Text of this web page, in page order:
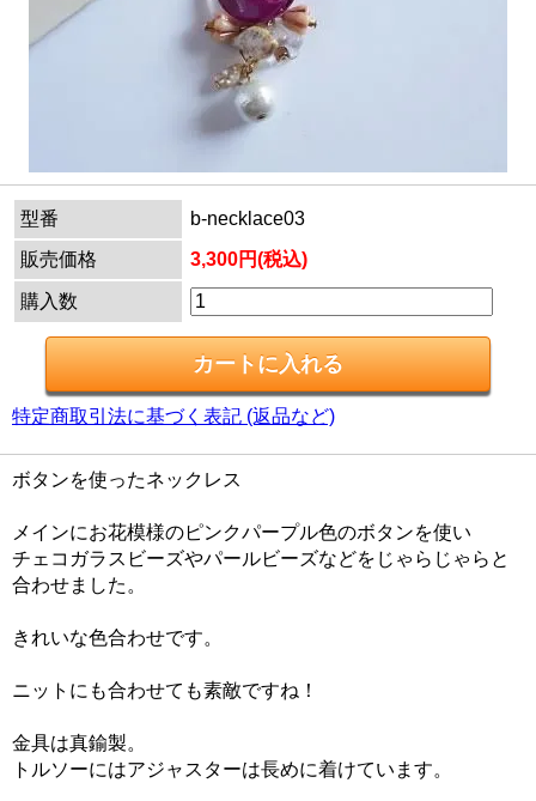
型番
b-necklace03
販売価格
3,300円(税込)
購入数
特定商取引法に基づく表記 (返品など)
ボタンを使ったネックレス
メインにお花模様のピンクパープル色のボタンを使い
チェコガラスビーズやパールビーズなどをじゃらじゃらと
合わせました。
きれいな色合わせです。
ニットにも合わせても素敵ですね！
金具は真鍮製。
トルソーにはアジャスターは長めに着けています。